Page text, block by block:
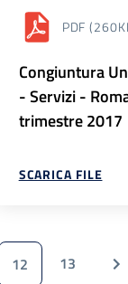
PDF
Congiuntura
- Servizi -
trimestre 2017
SCARICA FILE
12 13